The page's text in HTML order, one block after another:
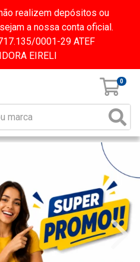
realizem depósitos ou
a nossa conta oficial.
0001-29 ATEF
EIRELI
0